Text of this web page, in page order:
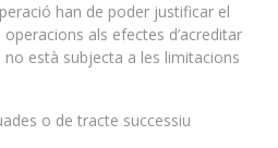
han de poder justificar el
als efectes d’acreditar
està subjecta a les limitacions
o de tracte successiu